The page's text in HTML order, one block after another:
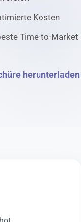
Kosten
Time-to-Market
herunterladen